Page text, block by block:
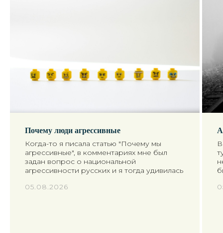
Почему люди агрессивные
Когда-то я писала статью "Почему мы
агрессивные", в комментариях мне был
задан вопрос о национальной
агрессивности русских и я тогда удивилась
05.08.2026